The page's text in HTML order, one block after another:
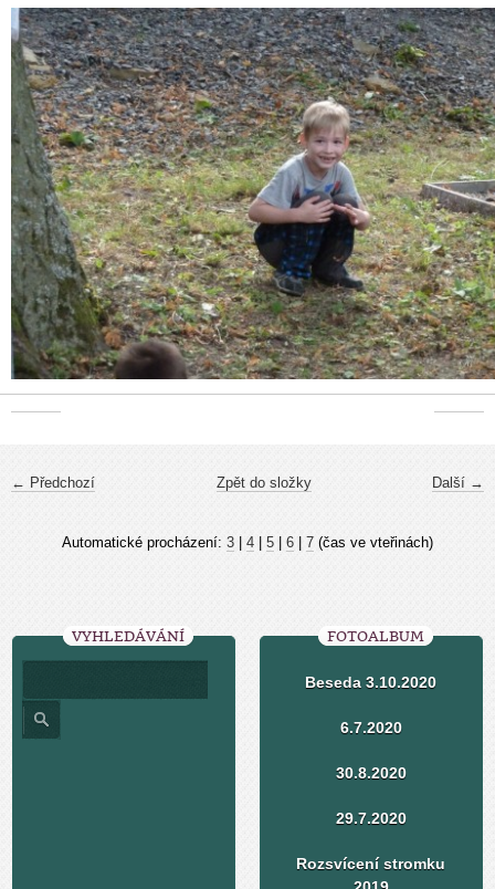
← Předchozí Další →
Zpět do složky
Automatické procházení: 3 4 5 6 7 (čas ve vteřinách)
VYHLEDÁVÁNÍ FOTOALBUM
Beseda 3.10.2020
6.7.2020
30.8.2020
29.7.2020
Rozsvícení stromku